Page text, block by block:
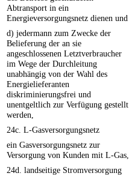
Abtransport in ein
Energieversorgungsnetz dienen und
d) jedermann zum Zwecke der
Belieferung der an sie
angeschlossenen Letztverbraucher
im Wege der Durchleitung
unabhängig von der Wahl des
Energielieferanten
diskriminierungsfrei und
unentgeltlich zur Verfügung gestellt
werden,
24c. L-Gasversorgungsnetz
ein Gasversorgungsnetz zur
Versorgung von Kunden mit L-Gas,
24d. landseitige Stromversorgung